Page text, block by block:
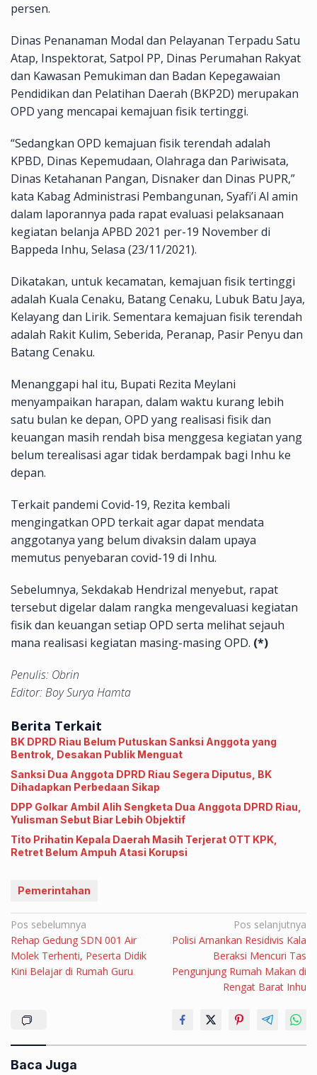
persen.
Dinas Penanaman Modal dan Pelayanan Terpadu Satu
Atap, Inspektorat, Satpol PP, Dinas Perumahan Rakyat
dan Kawasan Pemukiman dan Badan Kepegawaian
Pendidikan dan Pelatihan Daerah (BKP2D) merupakan
OPD yang mencapai kemajuan fisik tertinggi.
“Sedangkan OPD kemajuan fisik terendah adalah
KPBD, Dinas Kepemudaan, Olahraga dan Pariwisata,
Dinas Ketahanan Pangan, Disnaker dan Dinas PUPR,”
kata Kabag Administrasi Pembangunan, Syafi’i Al amin
dalam laporannya pada rapat evaluasi pelaksanaan
kegiatan belanja APBD 2021 per-19 November di
Bappeda Inhu, Selasa (23/11/2021).
Dikatakan, untuk kecamatan, kemajuan fisik tertinggi
adalah Kuala Cenaku, Batang Cenaku, Lubuk Batu Jaya,
Kelayang dan Lirik. Sementara kemajuan fisik terendah
adalah Rakit Kulim, Seberida, Peranap, Pasir Penyu dan
Batang Cenaku.
Menanggapi hal itu, Bupati Rezita Meylani
menyampaikan harapan, dalam waktu kurang lebih
satu bulan ke depan, OPD yang realisasi fisik dan
keuangan masih rendah bisa menggesa kegiatan yang
belum terealisasi agar tidak berdampak bagi Inhu ke
depan.
Terkait pandemi Covid-19, Rezita kembali
mengingatkan OPD terkait agar dapat mendata
anggotanya yang belum divaksin dalam upaya
memutus penyebaran covid-19 di Inhu.
Sebelumnya, Sekdakab Hendrizal menyebut, rapat
tersebut digelar dalam rangka mengevaluasi kegiatan
fisik dan keuangan setiap OPD serta melihat sejauh
mana realisasi kegiatan masing-masing OPD. (*)
Penulis: Obrin
Editor: Boy Surya Hamta
Berita Terkait
BK DPRD Riau Belum Putuskan Sanksi Anggota yang
Bentrok, Desakan Publik Menguat
Sanksi Dua Anggota DPRD Riau Segera Diputus, BK
Dihadapkan Perbedaan Sikap
DPP Golkar Ambil Alih Sengketa Dua Anggota DPRD Riau,
Yulisman Sebut Biar Lebih Objektif
Tito Prihatin Kepala Daerah Masih Terjerat OTT KPK,
Retret Belum Ampuh Atasi Korupsi
Pemerintahan
Navigasi
pos
Pos sebelumnya
Rehap Gedung SDN 001 Air
Molek Terhenti, Peserta Didik
Kini Belajar di Rumah Guru
Pos selanjutnya
Polisi Amankan Residivis Kala
Beraksi Mencuri Tas
Pengunjung Rumah Makan di
Rengat Barat Inhu
Baca Juga